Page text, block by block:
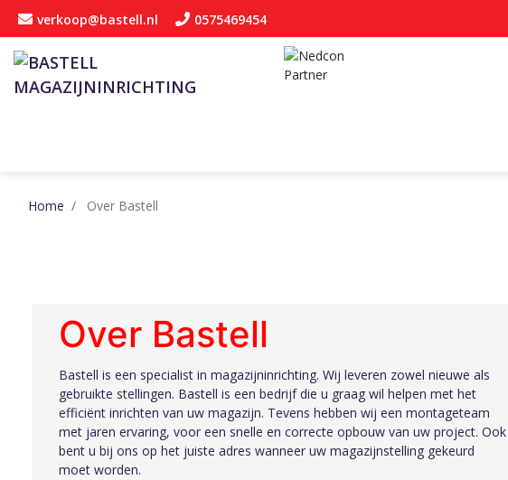
verkoop@bastell.nl 0575469454
Home Over Bastell
Over Bastell
Bastell is een specialist in magazijninrichting. Wij leveren zowel nieuwe als
gebruikte stellingen. Bastell is een bedrijf die u graag wil helpen met het
efficiënt inrichten van uw magazijn. Tevens hebben wij een montageteam
met jaren ervaring, voor een snelle en correcte opbouw van uw project. Ook
bent u bij ons op het juiste adres wanneer uw magazijnstelling gekeurd
moet worden.